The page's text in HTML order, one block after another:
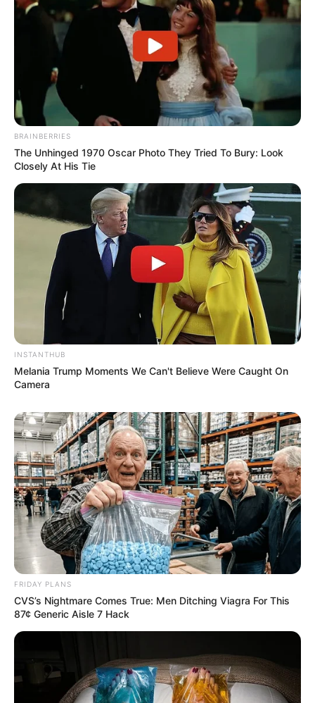
SHARE THIS Share it Tweet
Share it
PUBLICAÇÕES RELACIONADAS
Pará
PUBLICAÇÃO RECENTE
Agentes do Brasil inteiro
repudiam violência contra os
ACS no Ceará.
FAÇA O SEU COMENTÁRIO AQUI!
FALE CONOSCO
Nome
E-mail*
Mensagem
BRAINBERRIES
The Unhinged 1970 Oscar Photo They Tried To Bury: Look
Closely At His Tie
INSTANTHUB
Melania Trump Moments We Can't Believe Were Caught On
Camera
FRIDAY PLANS
CVS’s Nightmare Comes True: Men Ditching Viagra For This
87¢ Generic Aisle 7 Hack